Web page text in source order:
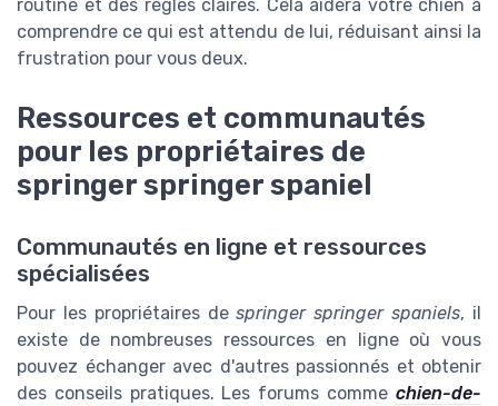
routine et des règles claires. Cela aidera votre chien à
comprendre ce qui est attendu de lui, réduisant ainsi la
frustration pour vous deux.
Ressources et communautés
pour les propriétaires de
springer springer spaniel
Communautés en ligne et ressources
spécialisées
Pour les propriétaires despringer springer spaniels, il
existe de nombreuses ressources en ligne où vous
pouvez échanger avec d'autres passionnés et obtenir
des conseils pratiques. Les forums comme chien-de-